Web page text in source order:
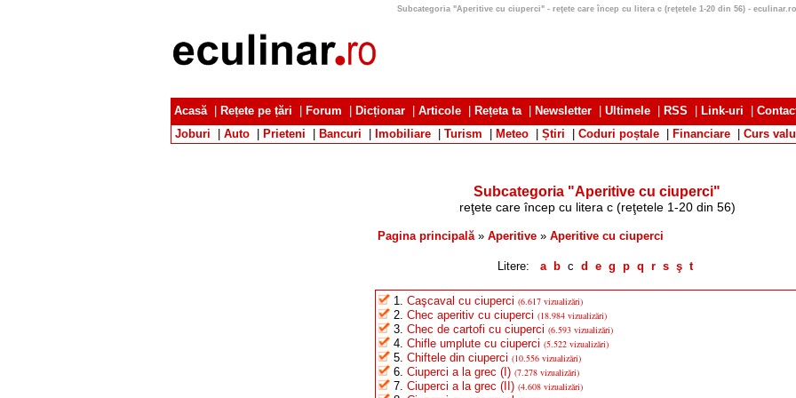
Subcategoria "Aperitive cu ciuperci" - reţete care încep cu litera c (reţetele 1-20 din 56) - eculinar.ro
Acasă| Rețete pe țări Forum Dicționar Articole Rețeta ta| Newsletter Ultimele RSS Link-uri
Joburi
Auto Prieteni Bancuri Imobiliare Turism Meteo Știri Coduri poștale Financiare Curs
Subcategoria "Aperitive cu ciuperci"
reţete care încep cu litera c (reţetele 1-20 din 56)
Pagina principală» Aperitive » Aperitive cu ciuperci
Litere: a b c d e g p q r s ş t
1. Caşcaval cu ciuperci (6.617 vizualizări)
2. Chec aperitiv cu ciuperci (18.984 vizualizări)
3. Chec de cartofi cu ciuperci (6.593 vizualizări)
4. Chifle umplute cu ciuperci (5.522 vizualizări)
5. Chiftele din ciuperci (10.556 vizualizări)
6. Ciuperci a la grec (I) (7.278 vizualizări)
7. Ciuperci a la grec (II) (4.608 vizualizări)